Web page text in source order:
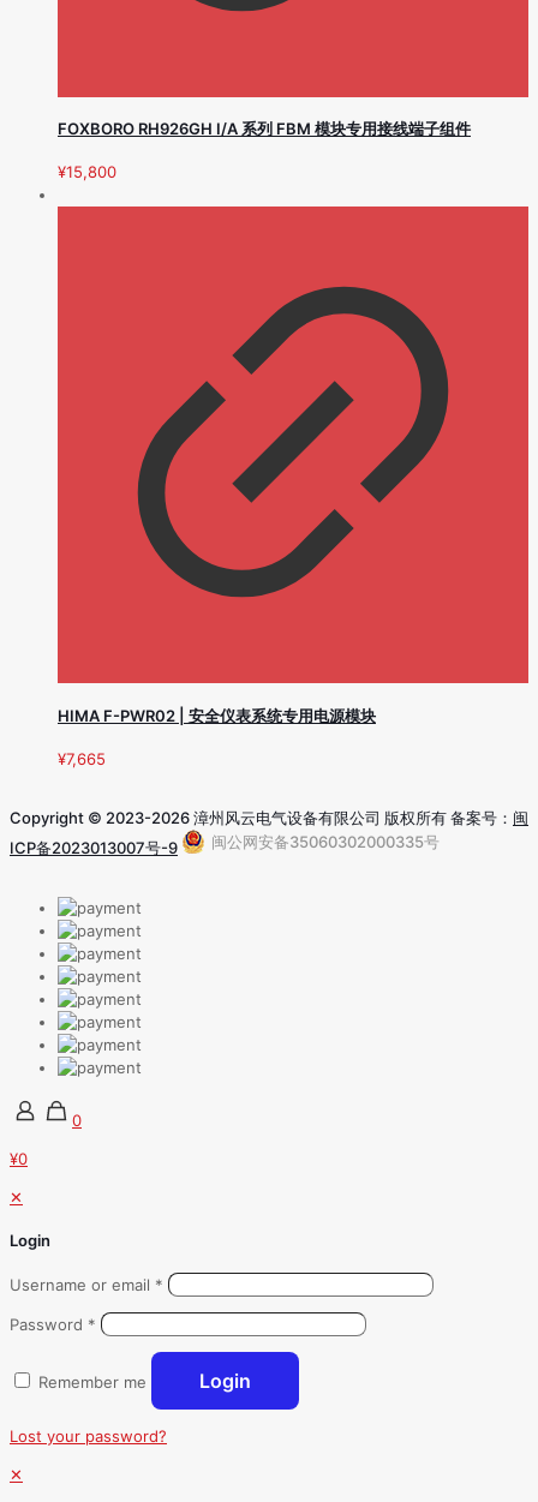
FOXBORO RH926GH I/A 系列 FBM 模块专用接线端子组件
¥15,800
HIMA F-PWR02 | 安全仪表系统专用电源模块
¥7,665
Copyright © 2023-2026 漳州风云电气设备有限公司 版权所有 备案号： 闽
ICP备2023013007号-9
闽公网安备35060302000335号
0
¥0
✕
Login
Username or email *
Password *
Remember me Login
Lost your password?
✕